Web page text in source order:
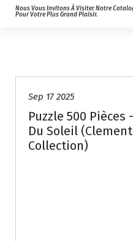
Nous Vous Invitons À Visiter Notre
Pour Votre Plus Grand Plaisir.
Sep 17 2025
Puzzle 500 Pièces
Du Soleil
Collection)